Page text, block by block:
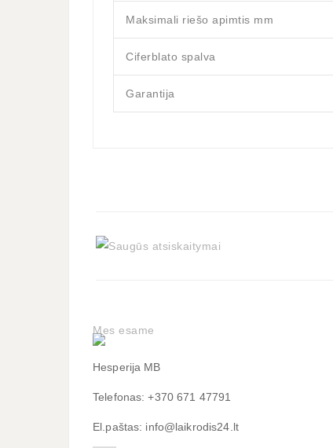
Maksimali riešo apimtis mm
Ciferblato spalva
Garantija
Mes esame
Hesperija MB
Telefonas: +370 671 47791
El.paštas: info@laikrodis24.lt